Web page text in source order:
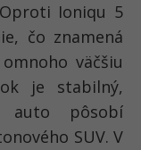
Ioniqu 5
čo znamená
väčšiu
je stabilný,
auto pôsobí
SUV. V